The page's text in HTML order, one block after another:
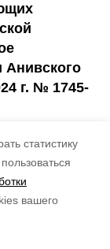
статистику
вашего
Анивского
г. № 1745-